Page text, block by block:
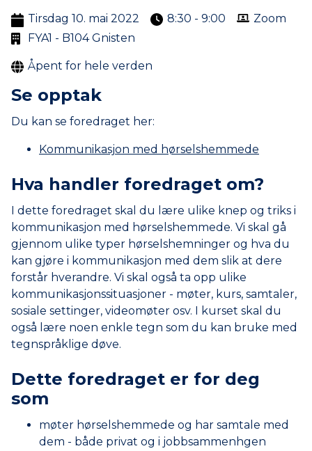
Tirsdag 10. mai 2022 8:30 - 9:00
Zoom
FYA1 - B104 Gnisten
Åpent for hele verden
Se opptak
Du kan se foredraget her:
Kommunikasjon med hørselshemmede
Hva handler foredraget om?
I dette foredraget skal du lære ulike knep og triks i
kommunikasjon med hørselshemmede. Vi skal gå
gjennom ulike typer hørselshemninger og hva du
kan gjøre i kommunikasjon med dem slik at dere
forstår hverandre. Vi skal også ta opp ulike
kommunikasjonssituasjoner - møter, kurs, samtaler,
sosiale settinger, videomøter osv. I kurset skal du
også lære noen enkle tegn som du kan bruke med
tegnspråklige døve.
Dette foredraget er for deg
som
møter hørselshemmede og har samtale med
dem - både privat og i jobbsammenhgen